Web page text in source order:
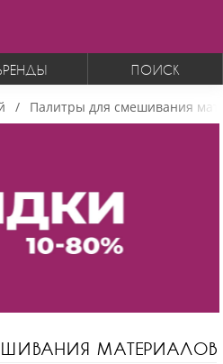
ПОИСК
Палитры для смешивания
МАТЕРИАЛОВ